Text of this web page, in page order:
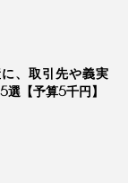
、取引先や義実
選【予算5千円】